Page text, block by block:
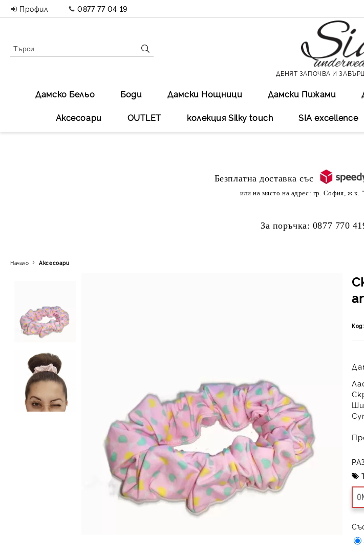
Профил 0877 77 04 19
ДЕНЯТ ЗАПОЧВА И
Дамско Бельо Боди Дамски Нощници Дамски Пижами
Аксесоари OUTLET колекция Silky touch SIA excellеnce
или на място на адрес: гр. София, ж.к.
За поръчка: 0877 770
Начало Аксесоари
Код: